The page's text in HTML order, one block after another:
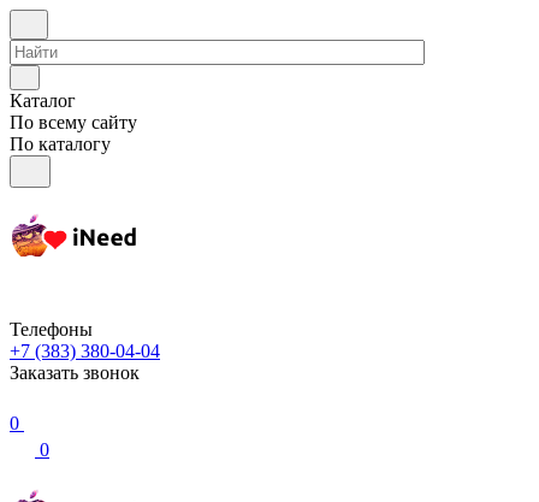
Каталог
По всему сайту
По каталогу
Телефоны
+7 (383) 380-04-04
Заказать звонок
0
0